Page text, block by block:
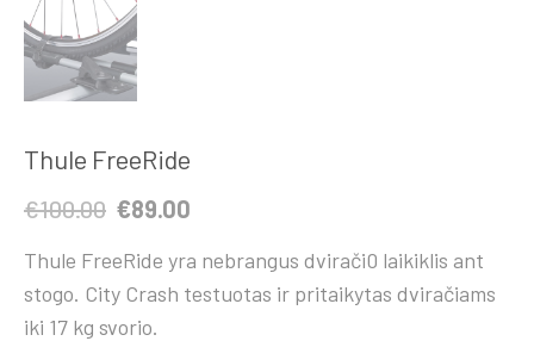
Thule FreeRide
€100.00 Original
was:
€100.00.
€89.00
is:
€89.00.
Thule FreeRide yra nebrangus dvirači0 laikiklis ant
stogo. City Crash testuotas ir pritaikytas dviračiams
iki 17 kg svorio.